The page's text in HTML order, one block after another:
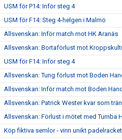
USM för P14: Inför steg 4
USM för F14: Steg 4-helgen i Malmö
Allsvenskan: Inför match mot HK Aranäs
Allsvenskan: Bortaförlust mot
USM för F14: Inför steg 4
Allsvenskan: Tung förlust mot Boden
Allsvenskan: Inför match mot Boden
Allsvenskan: Patrick Wester kvar som
Allsvenskan: Förlust i mötet med Tumba
Köp fiktiva semlor - vinn unikt